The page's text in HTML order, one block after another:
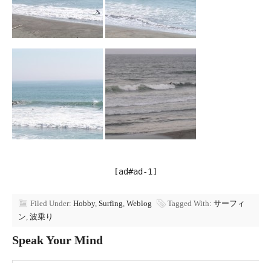
[ad#ad-1]
Filed Under: Hobby, Surfing, Weblog Tagged With: サーフィ
ン, 波乗り
Speak Your Mind